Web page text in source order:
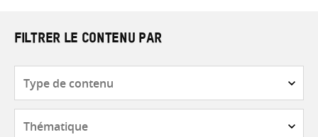
FILTRER LE CONTENU PAR
contenu